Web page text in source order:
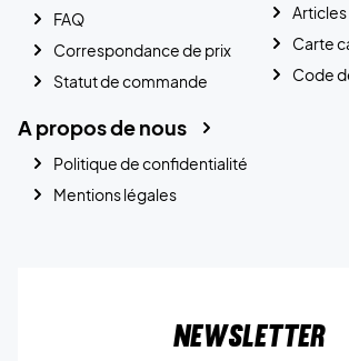
FAQ
Correspondance de prix
Statut de commande
Carte
Code
A propos de nous
Politique de confidentialité
Mentions légales
Newsletter